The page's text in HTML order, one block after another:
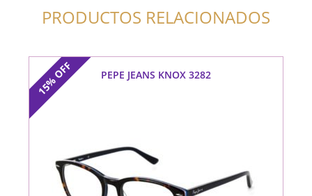
PRODUCTOS RELACIONADOS
15%
OFF PEPE JEANS KNOX 3282